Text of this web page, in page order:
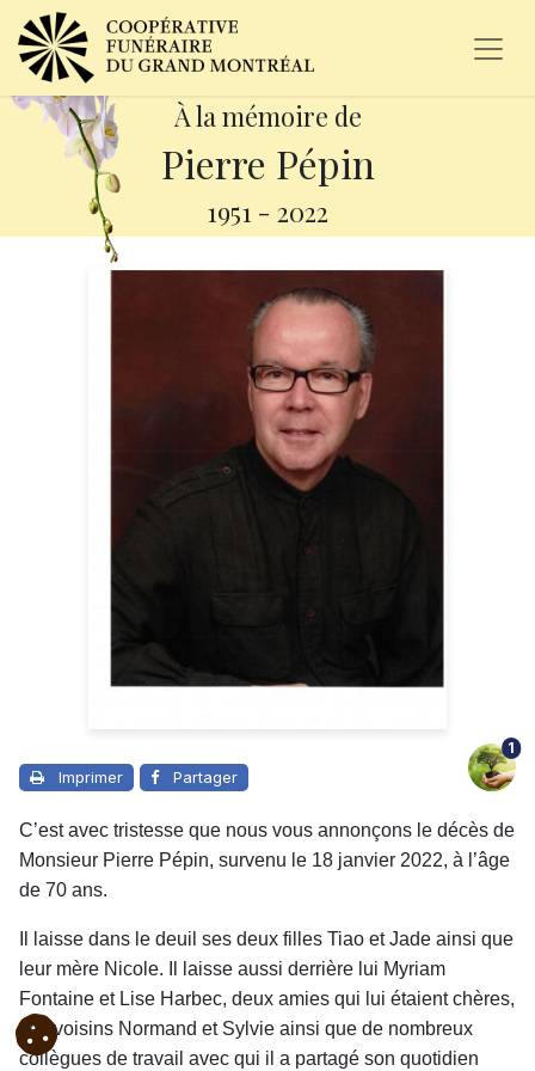
À la mémoire de
Pierre Pépin
1951 - 2022
Imprimer Partager
1
C’est avec tristesse que nous vous annonçons le décès de
Monsieur Pierre Pépin, survenu le 18 janvier 2022, à l’âge
de 70 ans.
Il laisse dans le deuil ses deux filles Tiao et Jade ainsi que
leur mère Nicole. Il laisse aussi derrière lui Myriam
Fontaine et Lise Harbec, deux amies qui lui étaient chères,
ses voisins Normand et Sylvie ainsi que de nombreux
collègues de travail avec qui il a partagé son quotidien